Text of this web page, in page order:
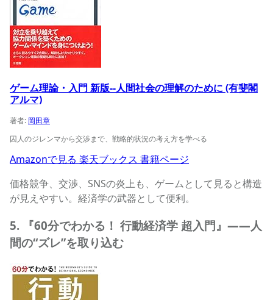
ゲーム理論・入門 新版--人間社会の理解のために (有斐閣
アルマ)
著者: 岡田章
囚人のジレンマから交渉まで、戦略的状況の考え方を学べる
Amazonで見る 楽天ブックス 書籍ページ
価格競争、交渉、SNSの炎上も、ゲームとして見ると構造
が見えやすい。経済学の武器として便利。
5. 『60分でわかる！ 行動経済学 超入門』——人
間の“ズレ”を取り込む
60分でわかる！ 行動経済学 超入門の商品ページへ